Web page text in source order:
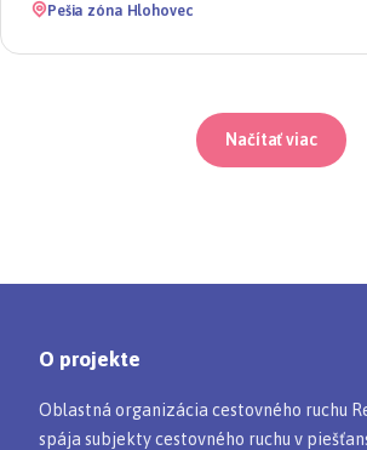
Pešia zóna Hlohovec
Načítať viac
O projekte
Oblastná organizácia cestovného ruchu
spája subjekty cestovného ruchu v